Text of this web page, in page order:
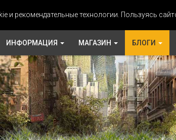
и рекомендательные технологии. Пользуясь
ИНФОРМАЦИЯ МАГАЗИН БЛОГИ